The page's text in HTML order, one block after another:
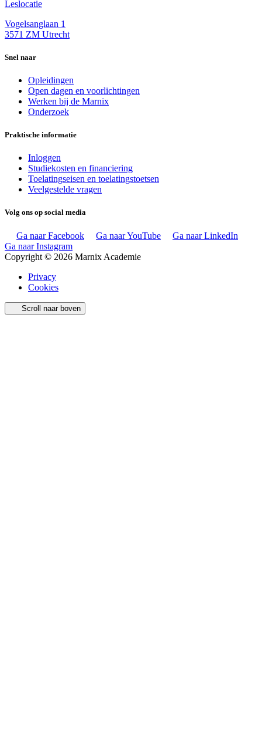
Leslocatie
Vogelsanglaan 1
3571 ZM Utrecht
Snel naar
Opleidingen
Open dagen en voorlichtingen
Werken bij de Marnix
Onderzoek
Praktische informatie
Inloggen
Studiekosten en financiering
Toelatingseisen en toelatingstoetsen
Veelgestelde vragen
Volg ons op social media
Ga naar Facebook Ga naar YouTube
Ga naar LinkedIn
Ga naar Instagram
Copyright © 2026 Marnix Academie
Privacy
Cookies
Scroll naar boven